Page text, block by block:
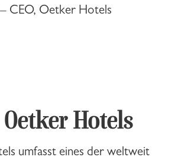
CEO, Oetker Hotels
Hotels
umfasst eines der weltweit